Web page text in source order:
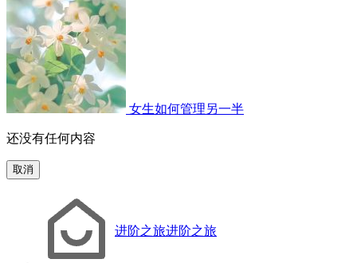
女生如何管理另一半
还没有任何内容
取消
进阶之旅进阶之旅